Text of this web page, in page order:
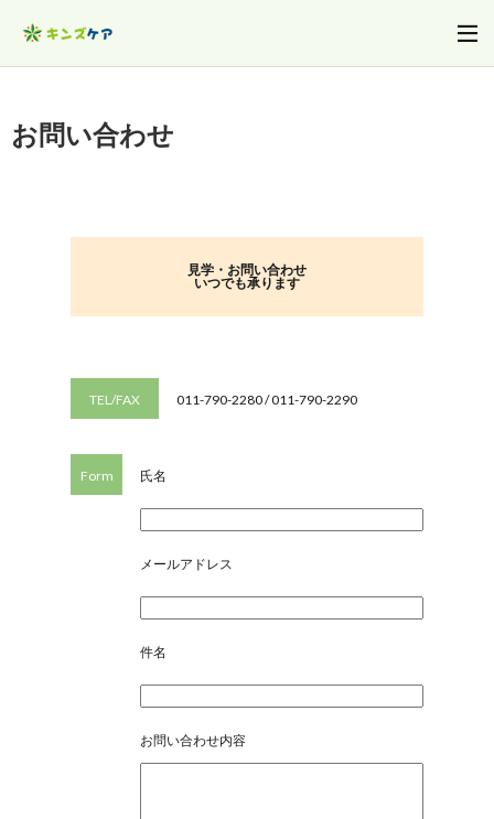
お問い合わせ
見学・お問い合わせ
いつでも承ります
TEL/FAX 011-790-2280 / 011-790-2290
Form 氏名
メールアドレス
件名
お問い合わせ内容